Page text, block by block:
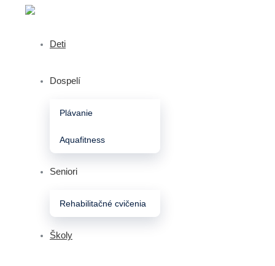
Deti
Dospelí
Plávanie
Aquafitness
Seniori
Rehabilitačné cvičenia
Školy